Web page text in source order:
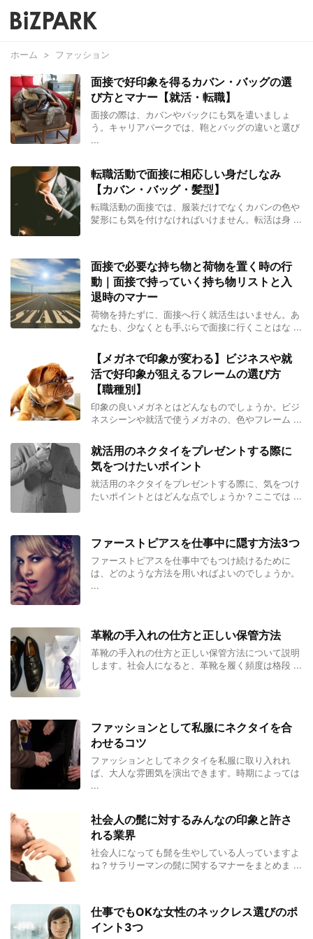
ホーム > ファッション
面接で好印象を得るカバン・バッグの選
び方とマナー【就活・転職】
面接の際は、カバンやバックにも気を遣いましょ
う。キャリアパークでは、鞄とバッグの違いと選び
...
転職活動で面接に相応しい身だしなみ
【カバン・バッグ・髪型】
転職活動の面接では、服装だけでなくカバンの色や
髪形にも気を付けなければいけません。転活は身 ...
面接で必要な持ち物と荷物を置く時の行
動｜面接で持っていく持ち物リストと入
退時のマナー
荷物を持たずに、面接へ行く就活生はいません。あ
なたも、少なくとも手ぶらで面接に行くことはな ...
【メガネで印象が変わる】ビジネスや就
活で好印象が狙えるフレームの選び方
【職種別】
印象の良いメガネとはどんなものでしょうか。ビジ
ネスシーンや就活で使うメガネの、色やフレーム ...
就活用のネクタイをプレゼントする際に
気をつけたいポイント
就活用のネクタイをプレゼントする際に、気をつけ
たいポイントとはどんな点でしょうか？ここでは ...
ファーストピアスを仕事中に隠す方法3つ
ファーストピアスを仕事中でもつけ続けるために
は、どのような方法を用いればよいのでしょうか。
...
革靴の手入れの仕方と正しい保管方法
革靴の手入れの仕方と正しい保管方法について説明
します。社会人になると、革靴を履く頻度は格段 ...
ファッションとして私服にネクタイを合
わせるコツ
ファッションとしてネクタイを私服に取り入れれ
ば、大人な雰囲気を演出できます。時期によっては
...
社会人の髭に対するみんなの印象と許さ
れる業界
社会人になっても髭を生やしている人っていますよ
ね？サラリーマンの髭に関するマナーをまとめま ...
仕事でもOKな女性のネックレス選びのポ
イント3つ